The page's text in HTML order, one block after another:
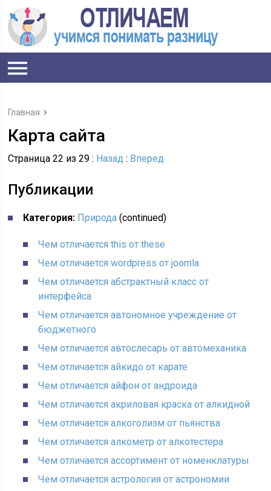
Главная
Карта сайта
Страница 22 из 29 : Назад : Вперед
Публикации
Категория: Природа (continued)
Чем отличается this от these
Чем отличается wordpress от joomla
Чем отличается абстрактный класс от
интерфейса
Чем отличается автономное учреждение от
бюджетного
Чем отличается автослесарь от автомеханика
Чем отличается айкидо от карате
Чем отличается айфон от андроида
Чем отличается акриловая краска от алкидной
Чем отличается алкоголизм от пьянства
Чем отличается алкометр от алкотестера
Чем отличается ассортимент от номенклатуры
Чем отличается астрология от астрономии